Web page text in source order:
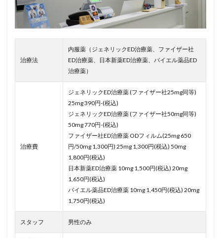
治療法
内服薬（ジェネリックED治療薬、ファイザー社
ED治療薬、日本新薬ED治療薬、バイエル薬品ED
治療薬）
治療費
ジェネリックED治療薬 (ファイザー社25mg同等)
25mg 390円-(税込)
ジェネリックED治療薬 (ファイザー社50mg同等)
50mg 770円-(税込)
ファイザー社ED治療薬 ODフィルム(25mg 650
円/50mg 1,300円) 25mg 1,300円(税込) 50mg
1,800円(税込)
日本新薬ED治療薬 10mg 1,500円(税込) 20mg
1,650円(税込)
バイエル薬品ED治療薬 10mg 1,450円(税込) 20mg
1,750円(税込)
スタッフ 男性のみ